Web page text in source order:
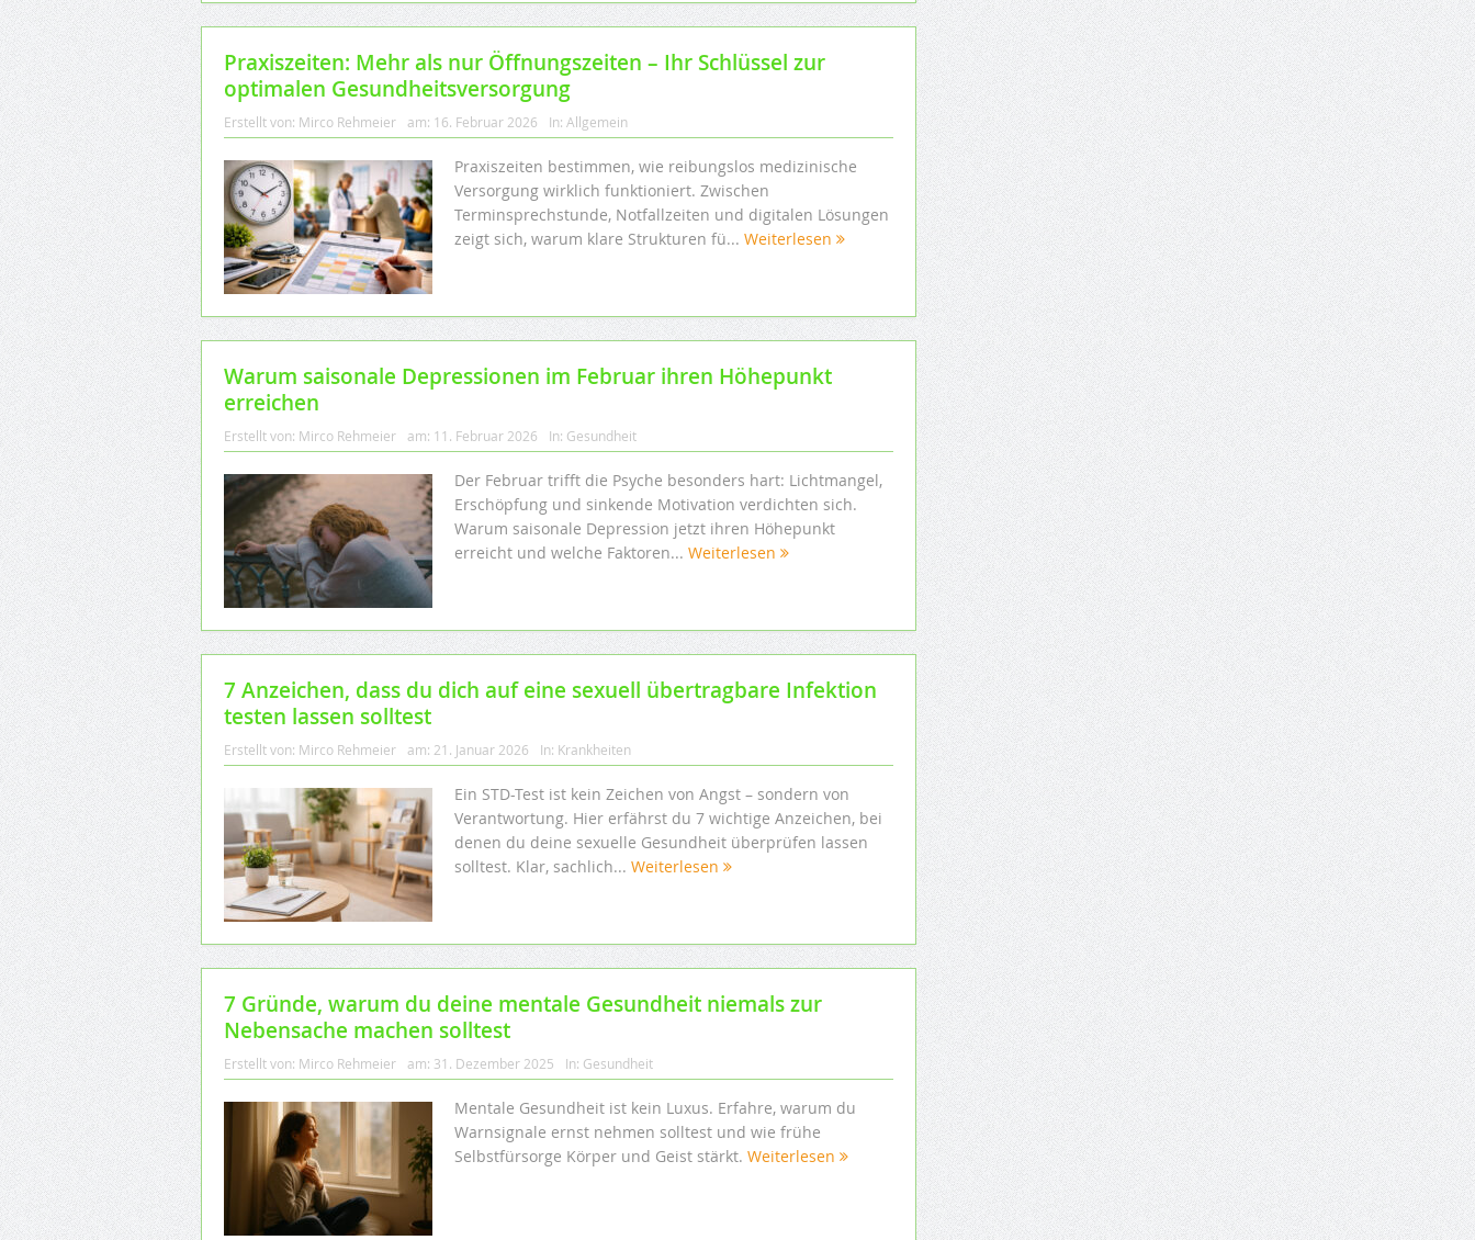
Praxiszeiten: Mehr als nur Öffnungszeiten – Ihr Schlüssel zur
optimalen Gesundheitsversorgung
Erstellt von: Mirco Rehmeier am: 16. Februar 2026 In: Allgemein
Praxiszeiten bestimmen, wie reibungslos medizinische
Versorgung wirklich funktioniert. Zwischen
Terminsprechstunde, Notfallzeiten und digitalen Lösungen
zeigt sich, warum klare Strukturen fü... Weiterlesen
Warum saisonale Depressionen im Februar ihren Höhepunkt
erreichen
Erstellt von: Mirco Rehmeier am: 11. Februar 2026 In: Gesundheit
Der Februar trifft die Psyche besonders hart: Lichtmangel,
Erschöpfung und sinkende Motivation verdichten sich.
Warum saisonale Depression jetzt ihren Höhepunkt
erreicht und welche Faktoren... Weiterlesen
7 Anzeichen, dass du dich auf eine sexuell übertragbare Infektion
testen lassen solltest
Erstellt von: Mirco Rehmeier am: 21. Januar 2026 In: Krankheiten
Ein STD-Test ist kein Zeichen von Angst – sondern von
Verantwortung. Hier erfährst du 7 wichtige Anzeichen, bei
denen du deine sexuelle Gesundheit überprüfen lassen
solltest. Klar, sachlich... Weiterlesen
7 Gründe, warum du deine mentale Gesundheit niemals zur
Nebensache machen solltest
Erstellt von: Mirco Rehmeier am: 31. Dezember 2025 In: Gesundheit
Mentale Gesundheit ist kein Luxus. Erfahre, warum du
Warnsignale ernst nehmen solltest und wie frühe
Selbstfürsorge Körper und Geist stärkt. Weiterlesen